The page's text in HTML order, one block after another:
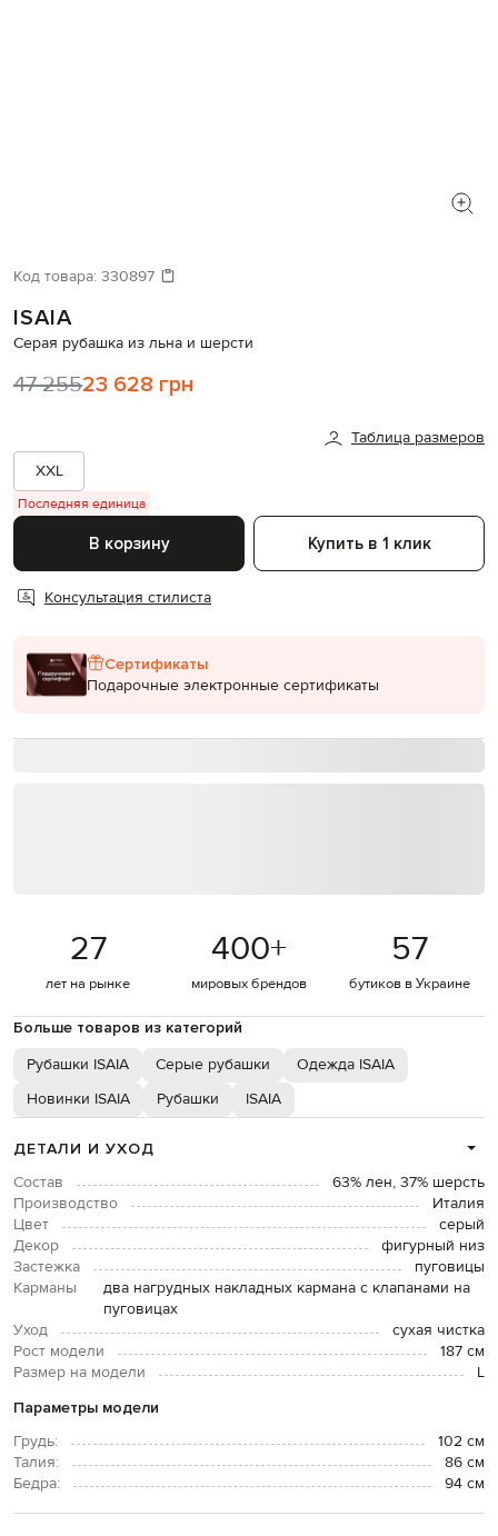
Код товара: 330897
ISAIA
Серая рубашка из льна и шерсти
47 25523 628 грн
Таблица размеров
XXL
Последняя единица
В корзину Купить в 1 клик
Консультация стилиста
Сертификаты
Подарочные электронные сертификаты
27
лет на рынке
400+
мировых брендов
57
бутиков в Украине
Больше товаров из категорий
Рубашки ISAIA Серые рубашки
Одежда ISAIA
Новинки ISAIA
Рубашки ISAIA
ДЕТАЛИ И УХОД
Состав
63% лен, 37% шерсть
Производство
Италия
Цвет
серый
Декор
фигурный низ
Застежка
пуговицы
Карманы
два нагрудных накладных кармана с клапанами на
пуговицах
Уход
сухая чистка
Рост модели
187 см
Размер на модели
L
Параметры модели
Грудь:
102 см
Талия:
86 см
Бедра:
94 см